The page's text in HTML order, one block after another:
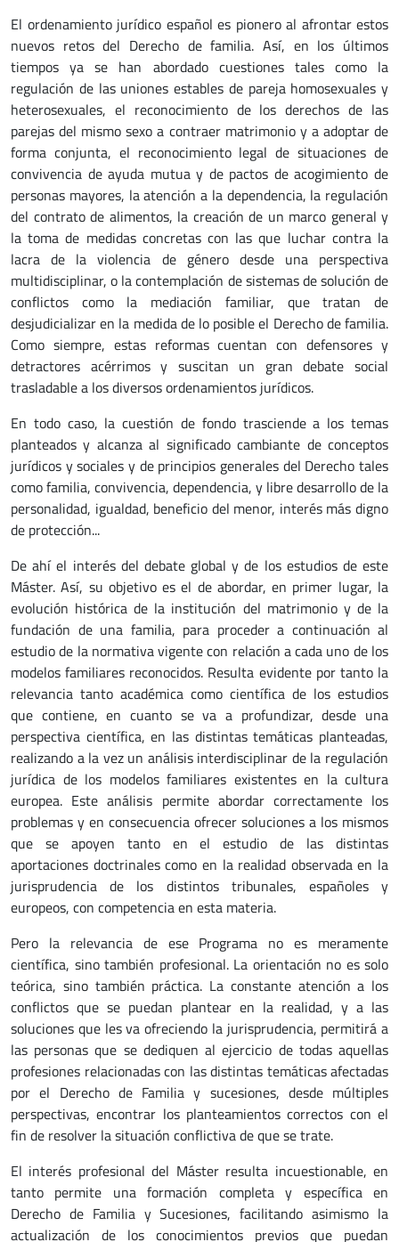
El ordenamiento jurídico español es pionero al afrontar estos
nuevos retos del Derecho de familia. Así, en los últimos
tiempos ya se han abordado cuestiones tales como la
regulación de las uniones estables de pareja homosexuales y
heterosexuales, el reconocimiento de los derechos de las
parejas del mismo sexo a contraer matrimonio y a adoptar de
forma conjunta, el reconocimiento legal de situaciones de
convivencia de ayuda mutua y de pactos de acogimiento de
personas mayores, la atención a la dependencia, la regulación
del contrato de alimentos, la creación de un marco general y
la toma de medidas concretas con las que luchar contra la
lacra de la violencia de género desde una perspectiva
multidisciplinar, o la contemplación de sistemas de solución de
conflictos como la mediación familiar, que tratan de
desjudicializar en la medida de lo posible el Derecho de familia.
Como siempre, estas reformas cuentan con defensores y
detractores acérrimos y suscitan un gran debate social
trasladable a los diversos ordenamientos jurídicos.
En todo caso, la cuestión de fondo trasciende a los temas
planteados y alcanza al significado cambiante de conceptos
jurídicos y sociales y de principios generales del Derecho tales
como familia, convivencia, dependencia, y libre desarrollo de la
personalidad, igualdad, beneficio del menor, interés más digno
de protección...
De ahí el interés del debate global y de los estudios de este
Máster. Así, su objetivo es el de abordar, en primer lugar, la
evolución histórica de la institución del matrimonio y de la
fundación de una familia, para proceder a continuación al
estudio de la normativa vigente con relación a cada uno de los
modelos familiares reconocidos. Resulta evidente por tanto la
relevancia tanto académica como científica de los estudios
que contiene, en cuanto se va a profundizar, desde una
perspectiva científica, en las distintas temáticas planteadas,
realizando a la vez un análisis interdisciplinar de la regulación
jurídica de los modelos familiares existentes en la cultura
europea. Este análisis permite abordar correctamente los
problemas y en consecuencia ofrecer soluciones a los mismos
que se apoyen tanto en el estudio de las distintas
aportaciones doctrinales como en la realidad observada en la
jurisprudencia de los distintos tribunales, españoles y
europeos, con competencia en esta materia.
Pero la relevancia de ese Programa no es meramente
científica, sino también profesional. La orientación no es solo
teórica, sino también práctica. La constante atención a los
conflictos que se puedan plantear en la realidad, y a las
soluciones que les va ofreciendo la jurisprudencia, permitirá a
las personas que se dediquen al ejercicio de todas aquellas
profesiones relacionadas con las distintas temáticas afectadas
por el Derecho de Familia y sucesiones, desde múltiples
perspectivas, encontrar los planteamientos correctos con el
fin de resolver la situación conflictiva de que se trate.
El interés profesional del Máster resulta incuestionable, en
tanto permite una formación completa y específica en
Derecho de Familia y Sucesiones, facilitando asimismo la
actualización de los conocimientos previos que puedan